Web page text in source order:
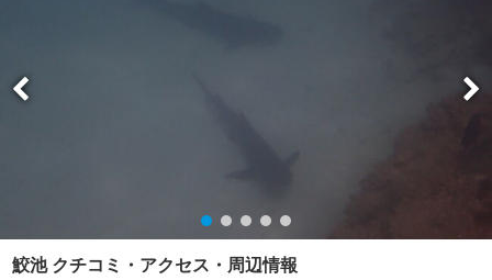
鮫池 クチコミ・アクセス・周辺情報